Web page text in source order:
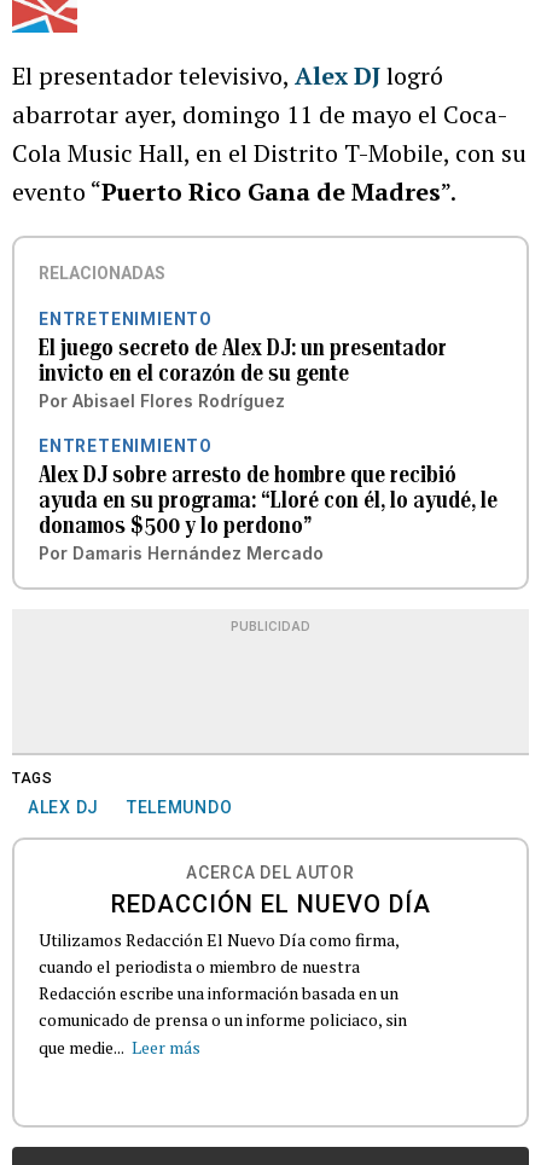
El presentador televisivo, Alex DJlogró
abarrotar ayer, domingo 11 de mayo el Coca-
Cola Music Hall, en el Distrito T-Mobile, con su
evento “Puerto Rico Gana de Madres”.
RELACIONADAS
ENTRETENIMIENTO
El juego secreto de Alex DJ: un presentador
invicto en el corazón de su gente
Por Abisael Flores Rodríguez
ENTRETENIMIENTO
Alex DJ sobre arresto de hombre que recibió
ayuda en su programa: “Lloré con él, lo ayudé, le
donamos $500 y lo perdono”
Por Damaris Hernández Mercado
PUBLICIDAD
TAGS
ALEX DJ TELEMUNDO
ACERCA DEL AUTOR
REDACCIÓN EL NUEVO DÍA
Utilizamos Redacción El Nuevo Día como firma,
cuando el periodista o miembro de nuestra
Redacción escribe una información basada en un
comunicado de prensa o un informe policiaco, sin
que medie... Leer más